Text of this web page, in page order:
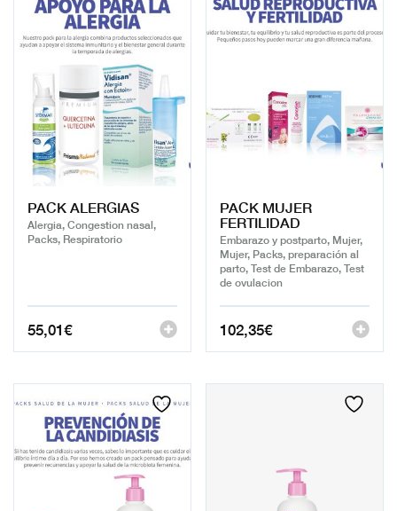
PACK ALERGIAS
Alergia, Congestion nasal,
Packs, Respiratorio
55,01€
PACK MUJER
FERTILIDAD
Embarazo y postparto, Mujer,
Mujer, Packs, preparación al
parto, Test de Embarazo, Test
de ovulacion
102,35€